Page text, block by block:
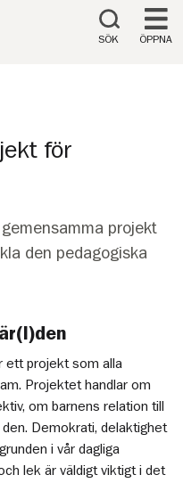
SÖK ÖPPNA
för
projekt
den pedagogiska
ett projekt som alla
Projektet handlar om
om barnens relation till
Demokrati, delaktighet
i vår dagliga
lek är väldigt viktigt i det